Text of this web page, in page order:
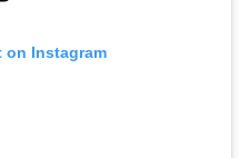
on Instagram